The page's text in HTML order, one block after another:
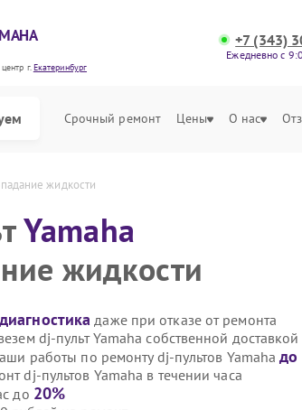
г.Екатеринбург
+7 (343)
Ежедневно с
Срочный ремонт Цены О нас
жидкости
Yamaha
жидкости
даже при отказе от ремонта
dj-пульт Yamaha собственной доставкой
работы по ремонту dj-пультов Yamahaдо
dj-пультов Yamaha в течении часа
до 20%